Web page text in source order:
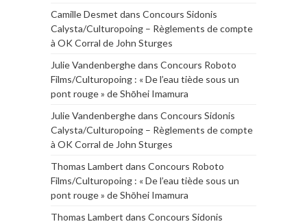
Camille Desmet dans Concours Sidonis
Calysta/Culturopoing – Règlements de compte
à OK Corral de John Sturges
Julie Vandenberghedans Concours Roboto
Films/Culturopoing : « De l’eau tiède sous un
pont rouge » de Shōhei Imamura
Julie Vandenberghedans Concours Sidonis
Calysta/Culturopoing – Règlements de compte
à OK Corral de John Sturges
Thomas Lambert dans Concours Roboto
Films/Culturopoing : « De l’eau tiède sous un
pont rouge » de Shōhei Imamura
Thomas Lambert dans Concours Sidonis